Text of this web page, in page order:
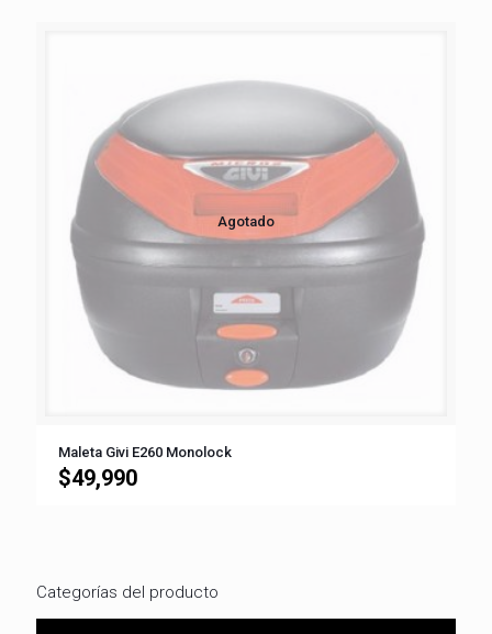
Agotado
Maleta Givi E260 Monolock
$49,990
Categorías del producto